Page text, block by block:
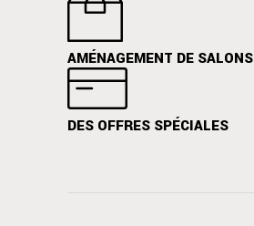
AMÉNAGEMENT DE SALONS
DES OFFRES SPÉCIALES